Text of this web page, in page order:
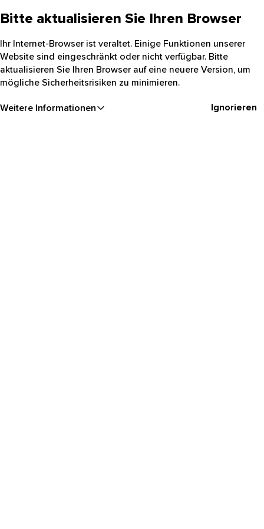
Bitte aktualisieren Sie Ihren Browser
Ihr Internet-Browser ist veraltet. Einige Funktionen unserer
Website sind eingeschränkt oder nicht verfügbar. Bitte
aktualisieren Sie Ihren Browser auf eine neuere Version, um
mögliche Sicherheitsrisiken zu minimieren.
Weitere Informationen Ignorieren